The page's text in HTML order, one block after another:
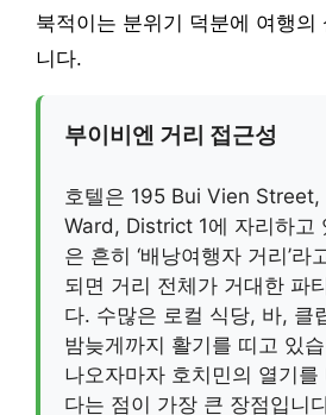
북적이는 분위기 덕분에 여행의
니다.
부이비엔 거리 접근성
호텔은 195 Bui Vien
Ward, District 1에 자리하고
은 흔히 ‘배낭여행자 거리’라
되면 거리 전체가 거대한 파
다. 수많은 로컬 식당, 바, 클
밤늦게까지 활기를 띠고 있
나오자마자 호치민의 열기를
다는 점이 가장 큰 장점입니